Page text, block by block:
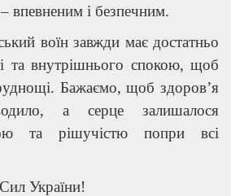
впевненим і безпечним.
воїн завжди має достатньо
та внутрішнього спокою, щоб
Бажаємо, щоб здоров’я
а серце залишалося
та рішучістю попри всі
України!